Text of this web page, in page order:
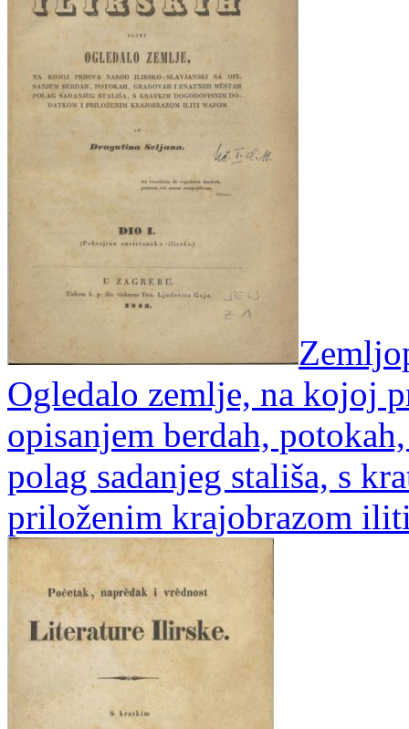
Ogledalo zemlje, na kojoj
opisanjem berdah,
polag sadanjeg stališa, s
priloženim krajobrazom